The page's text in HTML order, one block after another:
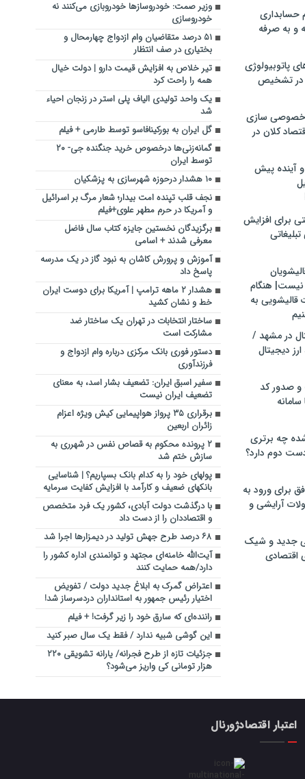
حسابداری
و به صرفه
پاتوبیولوژی
در تشخیص
سازی
کلان در
آینده پیش
برای افزایش
نیست| هنگام
قالیشویی به
در مشهد /
دیجیتال
و صدور کد
چه برتری
دوم دارد؟
برای ورود به
آرایشی و
جدید و شیک
اقتصادی
وزیر صمت: خودروسازها خودروبازی می‌کنند نه
خودروسازی
۵۱ درصد متقاضیان وام ازدواج چهارمحال و
بختیاری در صف انتظار
تیر خلاص به افزایش قیمت دارو | دولت خیال
همه را راحت کرد
یک واحد تولیدی الیاف پلی استر در زنجان احیاء
شد
گل ایران به بورکینافاسو توسط طارمی + فیلم
گمانه‌زنی‌ها درخصوص خرید جنگنده جی- ۲۰
توسط ایران
۱۰ هشدار درحوزه شهرسازی به پزشکیان
نجف قلب تپنده امت بیدار؛ شعار مرگ بر اسرائیل
و آمریکا در حرم مطهر علوی+فیلم
برگزیدگان نخستین جایزه کتاب سال فاضل
معرفی شدند + اسامی
آموزش و پرورش کاشان به نبود گاز در یک مدرسه
پاسخ داد
هشدار ۲ ماهه ترامپ | آمریکا برای دوست ایران
خط و نشان کشید
ساختار انتخابات در تهران یک ساختار ضد
مشارکت است
دستور فوری بانک مرکزی درباره وام ازدواج و
فرزندآوری
سفیر اسبق ایران: تضعیف بشار اسد، به معنای
تضعیف ایران نیست
برقراری ۳۵ پرواز هواپیمایی کیش ویژه اعزام
زائران اربعین
۲ پرونده محکوم به قصاص نفس در شهرری به
سازش ختم شد
پولهای خود را به کدام بانک بسپاریم؟ | شناسایی
بانکهای ضعیف و کارآمد با افزایش کفایت سرمایه
با درگذشت دولت آبادی، کشور یک فرد متخصص
و اقتصاددان را از دست داد
۶۸ درصد طرح جهش تولید در دیمزارها اجرا شد
آیت‌‌الله خامنه‌ای مجتهد و توانمندی اداره کشور را
دارد/همه حمایت کنند
اعتراض گمرک به ابلاغ جدید دولت / تفویض
اختیار رئیس جمهور به استانداران دردسرساز شد!
راننده‌ای که سارق خود را زیر گرفت! + فیلم
این گوشی شبیه ندارد / فقط یک سال صبر کنید
جزئیات تازه از طرح فجرانه/ یارانه تشویقی ۲۲۰
هزار تومانی کی واریز می‌شود؟
اعتبار اقتصادژورنال